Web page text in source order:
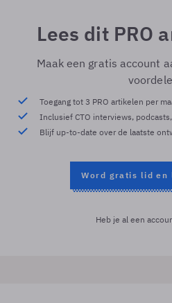
Lees dit PRO
Maak een gratis account
Toegang tot 3 PRO artikelen per
Inclusief CTO interviews,
Blijf up-to-date over de laatste
Word gratis lid en
Heb je al een